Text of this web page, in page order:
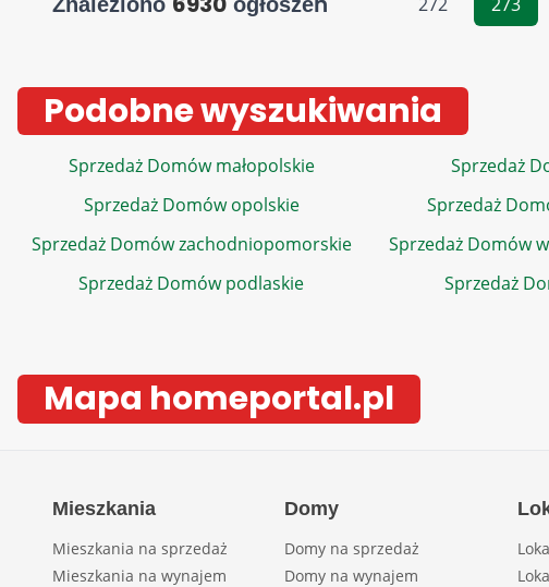
Podobne wyszukiwania
Sprzedaż Domów małopolskie Sprzedaż
Sprzedaż Domów opolskie
Sprzedaż
Sprzedaż Domów zachodniopomorskie
Sprzedaż Domów
Sprzedaż Domów podlaskie
Sprzedaż
Mapa homeportal.pl
Mieszkania
Mieszkania na sprzedaż
Mieszkania na wynajem
Domy
Domy na sprzedaż
Domy na wynajem